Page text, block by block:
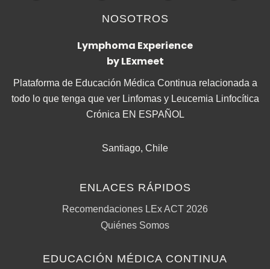
NOSOTROS
Lymphoma Experience
by LExmeet
Plataforma de Educación Médica Continua relacionada a
todo lo que tenga que ver Linfomas y Leucemia Linfocítica
Crónica EN ESPAÑOL
Santiago, Chile
ENLACES RÁPIDOS
Recomendaciones LEx ACT 2026
Quiénes Somos
EDUCACIÓN MÉDICA CONTINUA